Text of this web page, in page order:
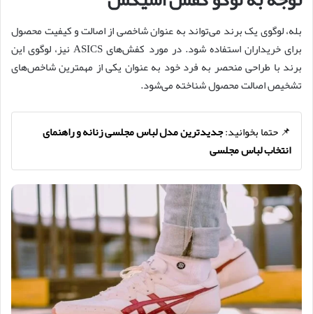
بله، لوگوی یک برند می‌تواند به عنوان شاخصی از اصالت و کیفیت محصول
برای خریداران استفاده شود. در مورد کفش‌های ASICS نیز، لوگوی این
برند با طراحی منحصر به فرد خود به عنوان یکی از مهمترین شاخص‌های
تشخیص اصالت محصول شناخته می‌شود.
📌 حتما بخوانید:جدیدترین مدل لباس مجلسی زنانه و راهنمای
انتخاب لباس مجلسی